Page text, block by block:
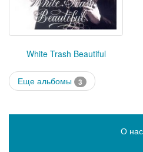
White Trash Beautiful
Еще альбомы 3
О нас